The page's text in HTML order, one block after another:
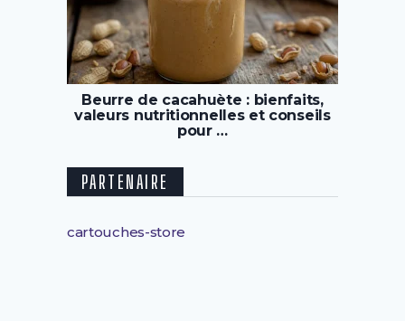
Beurre de cacahuète : bienfaits,
valeurs nutritionnelles et conseils
pour …
PARTENAIRE
cartouches-store